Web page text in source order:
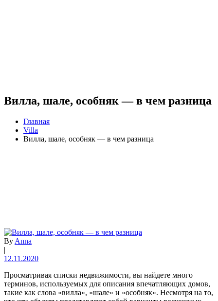
Вилла, шале, особняк — в чем разница
Главная
Villa
Вилла, шале, особняк — в чем разница
By Anna
|
12.11.2020
Просматривая списки недвижимости, вы найдете много
терминов, используемых для описания впечатляющих домов,
такие как слова «вилла», «шале» и «особняк». Несмотря на то,